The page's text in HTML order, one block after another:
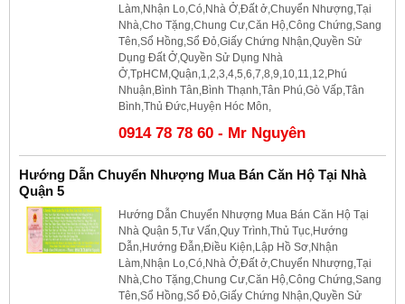
Làm,Nhận Lo,Có,Nhà Ở,Đất ở,Chuyển Nhượng,Tại
Nhà,Cho Tặng,Chung Cư,Căn Hộ,Công Chứng,Sang
Tên,Sổ Hồng,Sổ Đỏ,Giấy Chứng Nhận,Quyền Sử
Dụng Đất Ở,Quyền Sử Dụng Nhà
Ở,TpHCM,Quận,1,2,3,4,5,6,7,8,9,10,11,12,Phú
Nhuận,Bình Tân,Bình Thạnh,Tân Phú,Gò Vấp,Tân
Bình,Thủ Đức,Huyện Hóc Môn,
0914 78 78 60 - Mr Nguyên
Hướng Dẫn Chuyển Nhượng Mua Bán Căn Hộ Tại Nhà
Quận 5
Hướng Dẫn Chuyển Nhượng Mua Bán Căn Hộ Tại
Nhà Quận 5,Tư Vấn,Quy Trình,Thủ Tục,Hướng
Dẫn,Hướng Đẫn,Điều Kiện,Lập Hồ Sơ,Nhận
Làm,Nhận Lo,Có,Nhà Ở,Đất ở,Chuyển Nhượng,Tại
Nhà,Cho Tặng,Chung Cư,Căn Hộ,Công Chứng,Sang
Tên,Sổ Hồng,Sổ Đỏ,Giấy Chứng Nhận,Quyền Sử